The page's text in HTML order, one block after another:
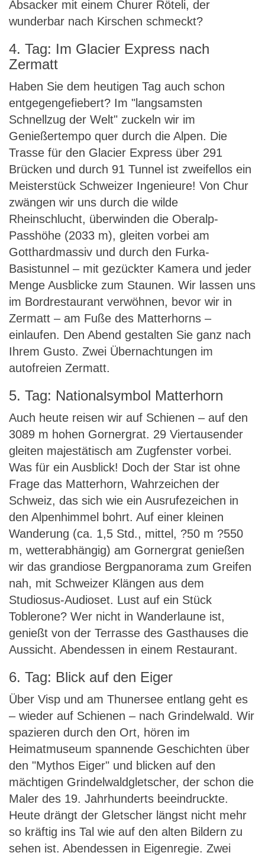
Absacker mit einem Churer Röteli, der
wunderbar nach Kirschen schmeckt?
4. Tag: Im Glacier Express nach
Zermatt
Haben Sie dem heutigen Tag auch schon
entgegengefiebert? Im "langsamsten
Schnellzug der Welt" zuckeln wir im
Genießertempo quer durch die Alpen. Die
Trasse für den Glacier Express über 291
Brücken und durch 91 Tunnel ist zweifellos ein
Meisterstück Schweizer Ingenieure! Von Chur
zwängen wir uns durch die wilde
Rheinschlucht, überwinden die Oberalp-
Passhöhe (2033 m), gleiten vorbei am
Gotthardmassiv und durch den Furka-
Basistunnel – mit gezückter Kamera und jeder
Menge Ausblicke zum Staunen. Wir lassen uns
im Bordrestaurant verwöhnen, bevor wir in
Zermatt – am Fuße des Matterhorns –
einlaufen. Den Abend gestalten Sie ganz nach
Ihrem Gusto. Zwei Übernachtungen im
autofreien Zermatt.
5. Tag: Nationalsymbol Matterhorn
Auch heute reisen wir auf Schienen – auf den
3089 m hohen Gornergrat. 29 Viertausender
gleiten majestätisch am Zugfenster vorbei.
Was für ein Ausblick! Doch der Star ist ohne
Frage das Matterhorn, Wahrzeichen der
Schweiz, das sich wie ein Ausrufezeichen in
den Alpenhimmel bohrt. Auf einer kleinen
Wanderung (ca. 1,5 Std., mittel, ?50 m ?550
m, wetterabhängig) am Gornergrat genießen
wir das grandiose Bergpanorama zum Greifen
nah, mit Schweizer Klängen aus dem
Studiosus-Audioset. Lust auf ein Stück
Toblerone? Wer nicht in Wanderlaune ist,
genießt von der Terrasse des Gasthauses die
Aussicht. Abendessen in einem Restaurant.
6. Tag: Blick auf den Eiger
Über Visp und am Thunersee entlang geht es
– wieder auf Schienen – nach Grindelwald. Wir
spazieren durch den Ort, hören im
Heimatmuseum spannende Geschichten über
den "Mythos Eiger" und blicken auf den
mächtigen Grindelwaldgletscher, der schon die
Maler des 19. Jahrhunderts beeindruckte.
Heute drängt der Gletscher längst nicht mehr
so kräftig ins Tal wie auf den alten Bildern zu
sehen ist. Abendessen in Eigenregie. Zwei